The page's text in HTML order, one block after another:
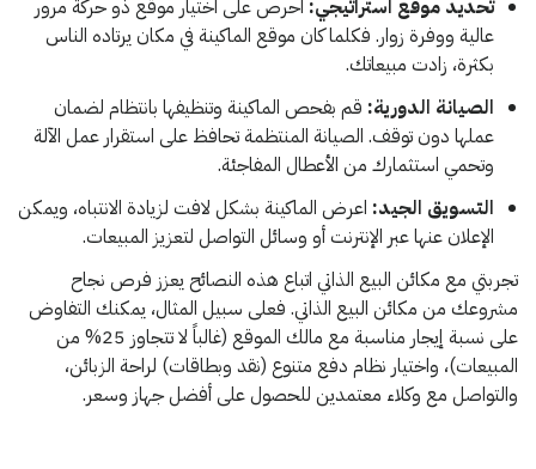
تحديد موقع استراتيجي: احرص على اختيار موقع ذو حركة مرور
عالية ووفرة زوار. فكلما كان موقع الماكينة في مكان يرتاده الناس
بكثرة، زادت مبيعاتك.
الصيانة الدورية: قم بفحص الماكينة وتنظيفها بانتظام لضمان
عملها دون توقف. الصيانة المنتظمة تحافظ على استقرار عمل الآلة
وتحمي استثمارك من الأعطال المفاجئة.
التسويق الجيد: اعرض الماكينة بشكل لافت لزيادة الانتباه، ويمكن
الإعلان عنها عبر الإنترنت أو وسائل التواصل لتعزيز المبيعات.
تجربتي مع مكائن البيع الذاتي اتباع هذه النصائح يعزز فرص نجاح
مشروعك من مكائن البيع الذاتي. فعلى سبيل المثال، يمكنك التفاوض
على نسبة إيجار مناسبة مع مالك الموقع (غالباً لا تتجاوز 25% من
المبيعات)، واختيار نظام دفع متنوع (نقد وبطاقات) لراحة الزبائن،
والتواصل مع وكلاء معتمدين للحصول على أفضل جهاز وسعر.